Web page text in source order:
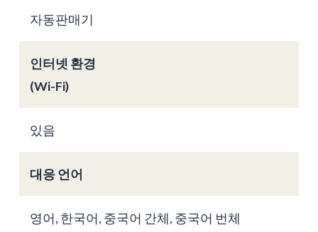
자동판매기
인터넷 환경
(Wi-Fi)
있음
대응 언어
영어, 한국어, 중국어 간체, 중국어 번체